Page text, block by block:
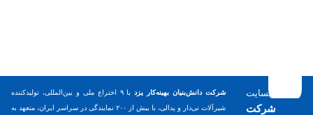
وبسایت
شرکت
شرکت دانش‌بنیان بهینه‌کار یزد
با ۹ اختراع ملی و بین‌المللی، تولیدکننده
شیرآلات نی‌دار و پدالی، با بیش از ۲۰۰ نمایندگی در سراسر ایران، متعهد به